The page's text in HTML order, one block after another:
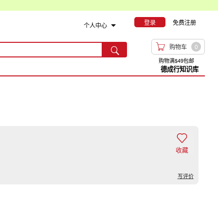
个人中心 登录 免费注册
  购物车 0
购物满$49包邮
德成行知识库
写评价

收藏